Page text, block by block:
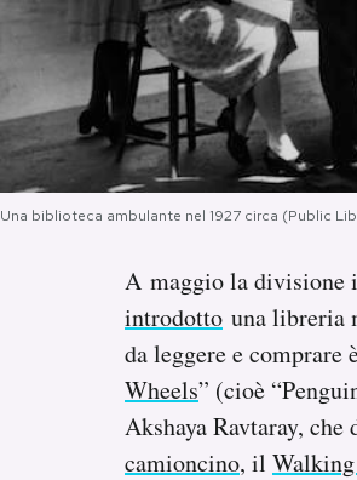
Una biblioteca ambulante nel 1927 circa (Public
A maggio la divisione
introdotto una libreria
da leggere e
Wheels” (cioè
Akshaya Ravtaray,
camioncino, il